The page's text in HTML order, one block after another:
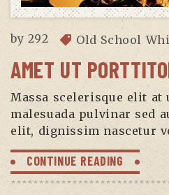
by 292 Old School
AMET UT
Massa scelerisque elit at
malesuada pulvinar sed
elit, dignissim nascetur
CONTINUE READING